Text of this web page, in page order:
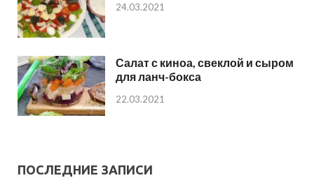
24.03.2021
Салат с киноа, свеклой и сыром
для ланч-бокса
22.03.2021
ПОСЛЕДНИЕ ЗАПИСИ